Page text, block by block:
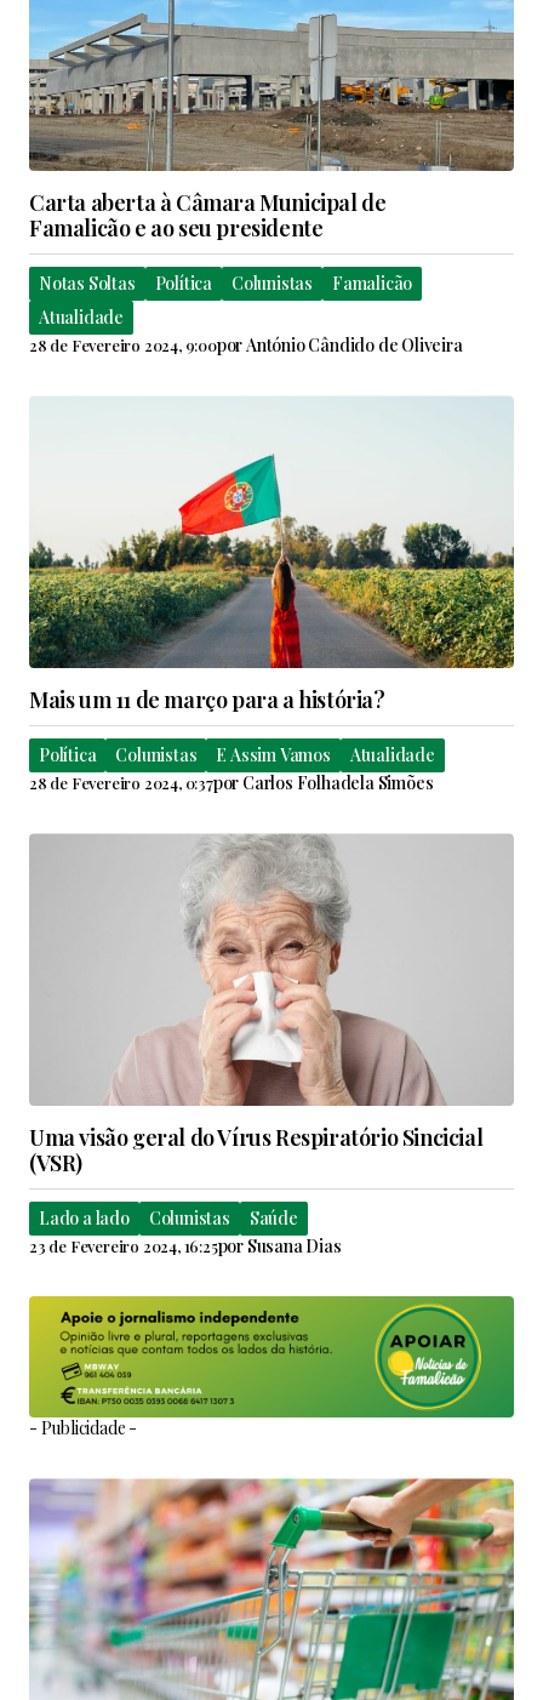
Carta aberta à Câmara Municipal de
Famalicão e ao seu presidente
Notas Soltas Política Colunistas
Famalicão
Atualidade
28 de Fevereiro 2024, 9:00porAntónio Cândido de Oliveira
Mais um 11 de março para a história?
Política Colunistas E Assim Vamos Atualidade
28 de Fevereiro 2024, 0:37por Carlos Folhadela Simões
Uma visão geral do Vírus Respiratório Sincicial
(VSR)
Lado a lado Colunistas Saúde
23 de Fevereiro 2024, 16:25por Susana Dias
- Publicidade -